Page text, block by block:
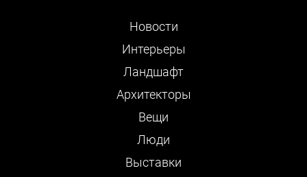
Новости
Интерьеры
Ландшафт
Архитекторы
Вещи
Люди
Выставки